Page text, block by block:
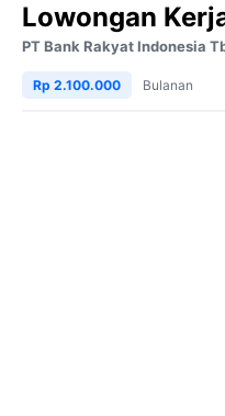
Lowongan
PT Bank Rakyat Indonesia
Rp 2.100.000 Bulanan